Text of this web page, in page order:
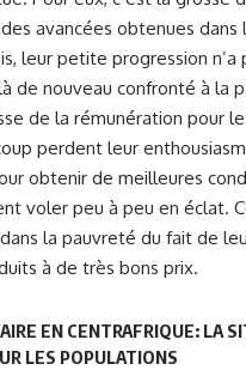
avancées obtenues dans
leur petite progression n’a
de nouveau confronté à la
de la rémunération pour
perdent leur
obtenir de meilleures
voler peu à peu en éclat.
la pauvreté du fait de
à de très bons prix.
EN CENTRAFRIQUE: LA
LES POPULATIONS